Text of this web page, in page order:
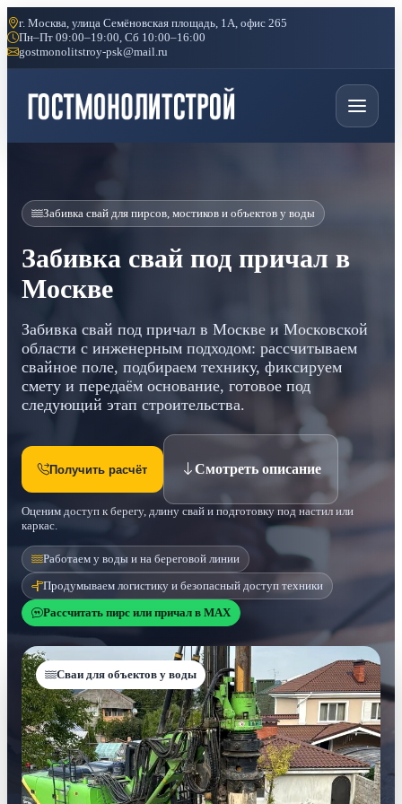
г. Москва, улица Семёновская площадь, 1А, офис 265
Пн–Пт 09:00–19:00, Сб 10:00–16:00
gostmonolitstroy-psk@mail.ru
Забивка свай для пирсов, мостиков и объектов у воды
Забивка свай под причал в
Москве
Забивка свай под причал в Москве и Московской
области с инженерным подходом: рассчитываем
свайное поле, подбираем технику, фиксируем
смету и передаём основание, готовое под
следующий этап строительства.
Получить расчёт Смотреть описание
Оценим доступ к берегу, длину свай и подготовку под настил или
каркас.
Работаем у воды и на береговой линии
Продумываем логистику и безопасный доступ техники
Рассчитать пирс или причал в MAX
Сваи для объектов у воды